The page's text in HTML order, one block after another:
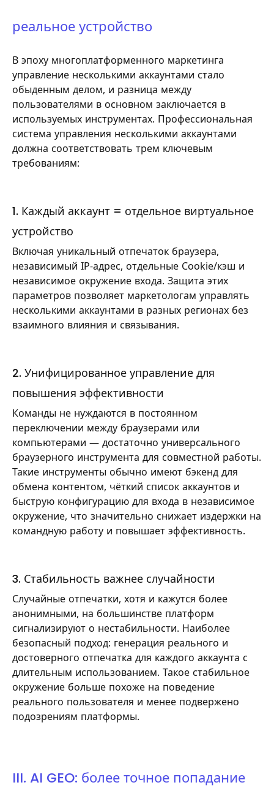
реальное устройство
В эпоху многоплатформенного маркетинга
управление несколькими аккаунтами стало
обыденным делом, и разница между
пользователями в основном заключается в
используемых инструментах. Профессиональная
система управления несколькими аккаунтами
должна соответствовать трем ключевым
требованиям:
1. Каждый аккаунт = отдельное виртуальное
устройство
Включая уникальный отпечаток браузера,
независимый IP-адрес, отдельные Cookie/кэш и
независимое окружение входа. Защита этих
параметров позволяет маркетологам управлять
несколькими аккаунтами в разных регионах без
взаимного влияния и связывания.
2. Унифицированное управление для
повышения эффективности
Команды не нуждаются в постоянном
переключении между браузерами или
компьютерами — достаточно универсального
браузерного инструмента для совместной работы.
Такие инструменты обычно имеют бэкенд для
обмена контентом, чёткий список аккаунтов и
быструю конфигурацию для входа в независимое
окружение, что значительно снижает издержки на
командную работу и повышает эффективность.
3. Стабильность важнее случайности
Случайные отпечатки, хотя и кажутся более
анонимными, на большинстве платформ
сигнализируют о нестабильности. Наиболее
безопасный подход: генерация реального и
достоверного отпечатка для каждого аккаунта с
длительным использованием. Такое стабильное
окружение больше похоже на поведение
реального пользователя и менее подвержено
подозрениям платформы.
III. AI GEO: более точное попадание